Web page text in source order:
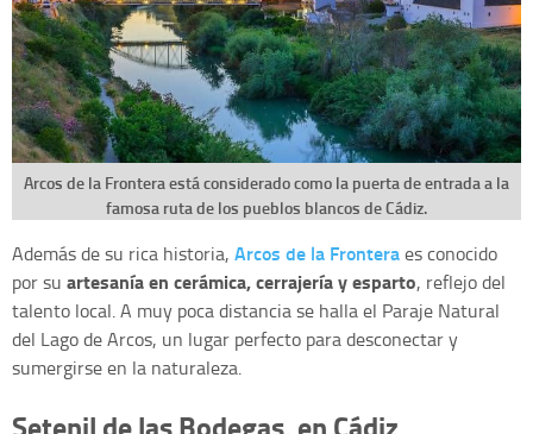
Arcos de la Frontera está considerado como la puerta de entrada a la
famosa ruta de los pueblos blancos de Cádiz.
Además de su rica historia, Arcos de la Fronteraes conocido
por su artesanía en cerámica, cerrajería y esparto, reflejo del
talento local. A muy poca distancia se halla el Paraje Natural
del Lago de Arcos, un lugar perfecto para desconectar y
sumergirse en la naturaleza.